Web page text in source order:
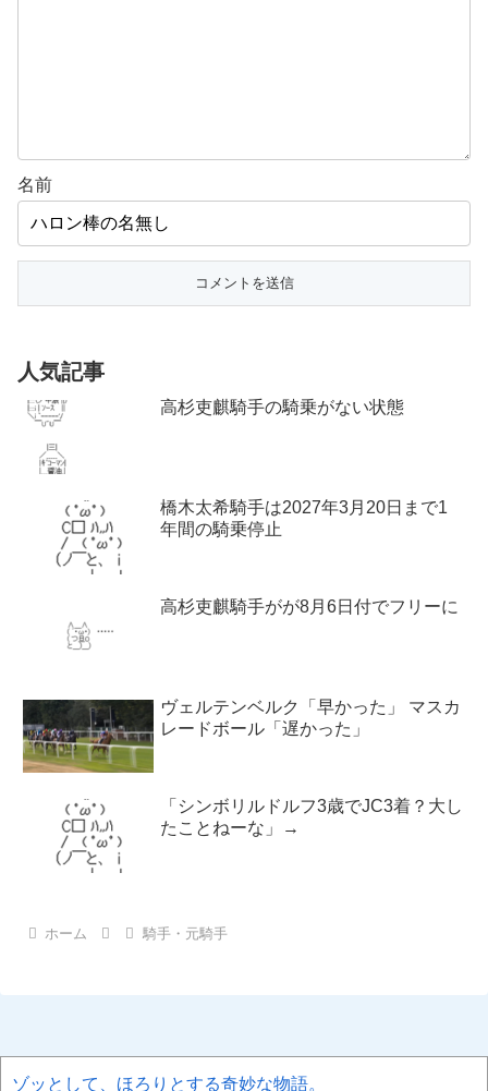
名前
人気記事
高杉吏麒騎手の騎乗がない状態
橋木太希騎手は2027年3月20日まで1
年間の騎乗停止
高杉吏麒騎手がが8月6日付でフリーに
ヴェルテンベルク「早かった」 マスカ
レードボール「遅かった」
「シンボリルドルフ3歳でJC3着？大し
たことねーな」→
ホーム 騎手・元騎手
ゾッとして、ほろりとする奇妙な物語。